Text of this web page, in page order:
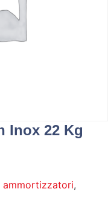
Inox 22 Kg
ammortizzatori,